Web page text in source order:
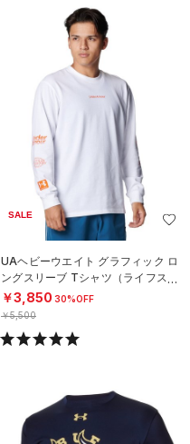
SALE
UAヘビーウエイト グラフィック ロ
ングスリーブ Tシャツ（ライフスタ
イル/MEN）
￥3,850 30%OFF
￥5,500